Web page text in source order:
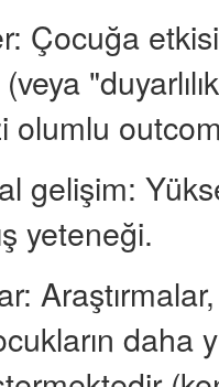
Çocuğa etkisi
(veya
olumlu
gelişim:
yeteneği.
Araştırmalar,
daha